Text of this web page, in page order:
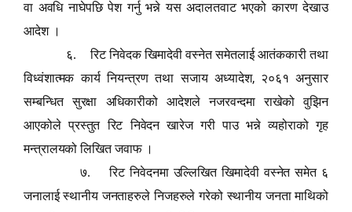
वा अवधि नाघेपछि पेश गर्नु भन्ने यस अदालतवाट भएको कारण देखाउ
आदेश ।
६. रिट निवेदक खिमादेवी वस्नेत समेतलाई आतंककारी तथा
विध्वंशात्मक कार्य नियन्त्रण तथा सजाय अध्यादेश, २०६१ अनुसार
सम्बन्धित सुरक्षा अधिकारीको आदेशले नजरवन्दमा राखेको वुझिन
आएकोले प्रस्तुत रिट निवेदन खारेज गरी पाउ भन्ने व्यहोराको गृह
मन्त्रालयको लिखित जवाफ ।
७. रिट निवेदनमा उल्लिखित खिमादेवी वस्नेत समेत ६
जनालाई स्थानीय जनताहरुले निजहरुले गरेको स्थानीय जनता माथिको